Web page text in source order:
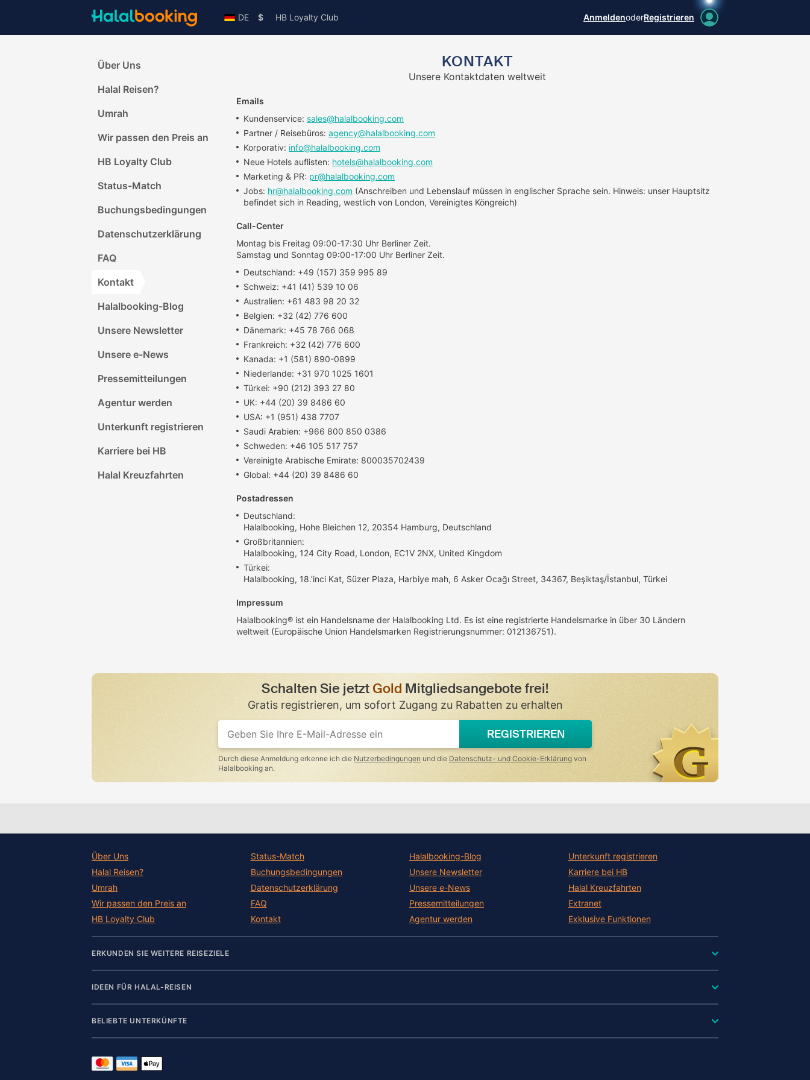
DE $ HB Loyalty Club AnmeldenoderRegistrieren
Über Uns
Halal Reisen?
Umrah
Wir passen den Preis an
HB Loyalty Club
Status-Match
Buchungsbedingungen
Datenschutzerklärung
FAQ
Kontakt
Halalbooking-Blog
Unsere Newsletter
Unsere e-News
Pressemitteilungen
Agentur werden
Unterkunft registrieren
Karriere bei HB
Halal Kreuzfahrten
KONTAKT
Unsere Kontaktdaten weltweit
Emails
Kundenservice: sales@halalbooking.com
Partner / Reisebüros: agency@halalbooking.com
Korporativ: info@halalbooking.com
Neue Hotels auflisten: hotels@halalbooking.com
Marketing & PR: pr@halalbooking.com
Jobs: hr@halalbooking.com (Anschreiben und Lebenslauf müssen in englischer Sprache sein. Hinweis: unser Hauptsitz
befindet sich in Reading, westlich von London, Vereinigtes Köngreich)
Call-Center
Montag bis Freitag 09:00-17:30 Uhr Berliner Zeit.
Samstag und Sonntag 09:00-17:00 Uhr Berliner Zeit.
Deutschland: +49 (157) 359 995 89
Schweiz: +41 (41) 539 10 06
Australien: +61 483 98 20 32
Belgien: +32 (42) 776 600
Dänemark: +45 78 766 068
Frankreich: +32 (42) 776 600
Kanada: +1 (581) 890-0899
Niederlande: +31 970 1025 1601
Türkei: +90 (212) 393 27 80
UK: +44 (20) 39 8486 60
USA: +1 (951) 438 7707
Saudi Arabien: +966 800 850 0386
Schweden: +46 105 517 757
Vereinigte Arabische Emirate: 800035702439
Global: +44 (20) 39 8486 60
Postadressen
Deutschland:
Halalbooking, Hohe Bleichen 12, 20354 Hamburg, Deutschland
Großbritannien:
Halalbooking, 124 City Road, London, EC1V 2NX, United Kingdom
Türkei:
Halalbooking, 18.'inci Kat, Süzer Plaza, Harbiye mah, 6 Asker Ocağı Street, 34367, Beşiktaş/İstanbul, Türkei
Impressum
Halalbooking® ist ein Handelsname der Halalbooking Ltd. Es ist eine registrierte Handelsmarke in über 30 Ländern
weltweit (Europäische Union Handelsmarken Registrierungsnummer: 012136751).
Schalten Sie jetzt Gold Mitgliedsangebote frei!
Gratis registrieren, um sofort Zugang zu Rabatten zu erhalten
REGISTRIEREN
Durch diese Anmeldung erkenne ich die Nutzerbedingungen und dieDatenschutz- und Cookie-Erklärungvon
Halalbooking an.
Über Uns
Halal Reisen?
Umrah
Wir passen den Preis an
HB Loyalty Club
Status-Match
Buchungsbedingungen
Datenschutzerklärung
FAQ
Kontakt
Halalbooking-Blog
Unsere Newsletter
Unsere e-News
Pressemitteilungen
Agentur werden
Unterkunft registrieren
Karriere bei HB
Halal Kreuzfahrten
Extranet
Exklusive Funktionen
ERKUNDEN SIE WEITERE REISEZIELE
IDEEN FÜR HALAL-REISEN
BELIEBTE UNTERKÜNFTE